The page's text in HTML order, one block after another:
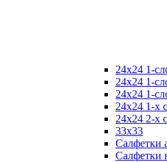
24х24 1-
24х24 1-
24х24 1-
24х24 1-х
24х24 2-х
33х33
Салфетки
Салфетки